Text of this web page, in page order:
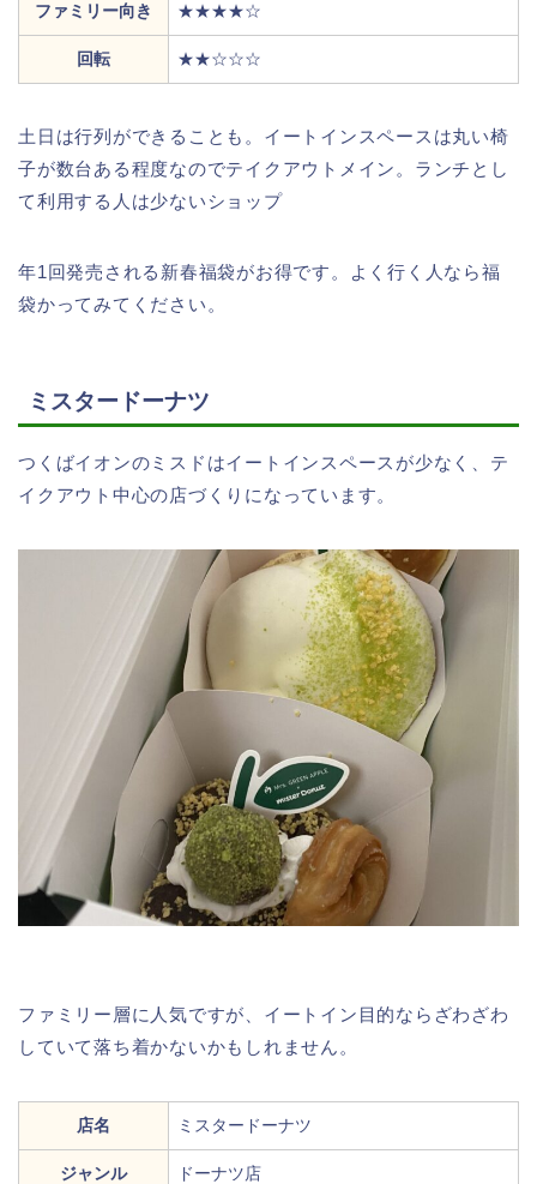
ファミリー向き ★★★★☆
回転 ★★☆☆☆
土日は行列ができることも。イートインスペースは丸い椅
子が数台ある程度なのでテイクアウトメイン。ランチとし
て利用する人は少ないショップ
年1回発売される新春福袋がお得です。よく行く人なら福
袋かってみてください。
ミスタードーナツ
つくばイオンのミスドはイートインスペースが少なく、テ
イクアウト中心の店づくりになっています。
ファミリー層に人気ですが、イートイン目的ならざわざわ
していて落ち着かないかもしれません。
店名 ミスタードーナツ
ジャンル ドーナツ店